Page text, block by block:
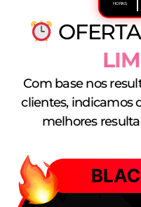
HORAS
Com base nos
clientes, indicamos
melhores